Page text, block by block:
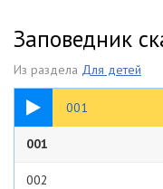
Заповедник
Из раздела Для детей
001
14:57
001
002